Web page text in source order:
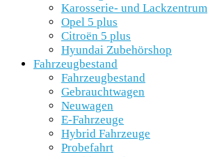
Karosserie- und Lackzentrum
Opel 5 plus
Citroën 5 plus
Hyundai Zubehörshop
Fahrzeugbestand
Fahrzeugbestand
Gebrauchtwagen
Neuwagen
E-Fahrzeuge
Hybrid Fahrzeuge
Probefahrt